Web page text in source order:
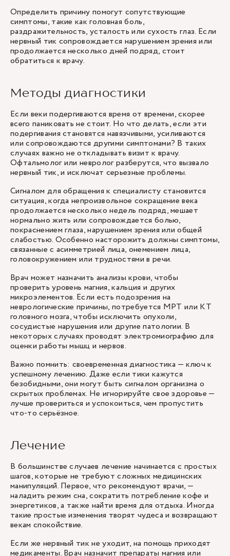
Определить причину помогут сопутствующие
симптомы, такие как головная боль,
раздражительность, усталость или сухость глаз. Если
нервный тик сопровождается нарушением зрения или
продолжается несколько дней подряд, стоит
обратиться к врачу.
Методы диагностики
Если веки подергиваются время от времени, скорее
всего паниковать не стоит. Но что делать, если эти
подергивания становятся навязчивыми, усиливаются
или сопровождаются другими симптомами? В таких
случаях важно не откладывать визит к врачу.
Офтальмолог или невролог разберутся, что вызвало
нервный тик, и исключат серьезные проблемы.
Сигналом для обращения к специалисту становится
ситуация, когда непроизвольное сокращение века
продолжается несколько недель подряд, мешает
нормально жить или сопровождается болью,
покраснением глаза, нарушением зрения или общей
слабостью. Особенно насторожить должны симптомы,
связанные с асимметрией лица, онемением лица,
головокружением или трудностями в речи.
Врач может назначить анализы крови, чтобы
проверить уровень магния, кальция и других
микроэлементов. Если есть подозрения на
неврологические причины, потребуется МРТ или КТ
головного мозга, чтобы исключить опухоли,
сосудистые нарушения или другие патологии. В
некоторых случаях проводят электромиографию для
оценки работы мышц и нервов.
Важно помнить: своевременная диагностика — ключ к
успешному лечению. Даже если тики кажутся
безобидными, они могут быть сигналом организма о
скрытых проблемах. Не игнорируйте свое здоровье —
лучше провериться и успокоиться, чем пропустить
что-то серьёзное.
Лечение
В большинстве случаев лечение начинается с простых
шагов, которые не требуют сложных медицинских
манипуляций. Первое, что рекомендуют врачи, —
наладить режим сна, сократить потребление кофе и
энергетиков, а также найти время для отдыха. Иногда
такие простые изменения творят чудеса и возвращают
векам спокойствие.
Если же нервный тик не уходит, на помощь приходят
медикаменты. Врач назначит препараты магния или